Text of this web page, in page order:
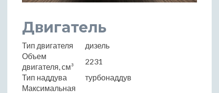
Двигатель
Тип двигателя
дизель
Объем
двигателя, см³
2231
Тип наддува
турбонаддув
Максимальная